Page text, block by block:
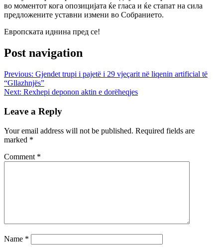
во моментот кога опозицијата ќе гласа и ќе стапат на сила
предложените уставни измени во Собранието.
Европската иднина пред се!
Post navigation
Previous: Gjendet trupi i pajetë i 29 vjeçarit në liqenin artificial të
“Gllazhnjës”
Next: Rexhepi deponon aktin e dorëheqjes
Leave a Reply
Your email address will not be published. Required fields are
marked *
Comment *
Name *